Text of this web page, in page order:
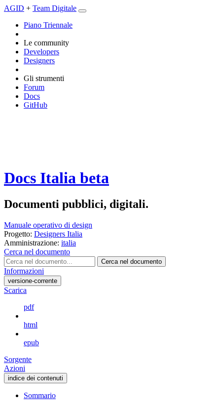
AGID + Team Digitale
Piano Triennale
Le community
Developers
Designers
Gli strumenti
Forum
Docs
GitHub
Docs Italia beta
Documenti pubblici, digitali.
Manuale operativo di design
Progetto: Designers Italia
Amministrazione: italia
Cerca nel documento
Cerca nel documento
Informazioni
versione-corrente
Scarica
pdf
html
epub
Sorgente
Azioni
indice dei contenuti
Sommario